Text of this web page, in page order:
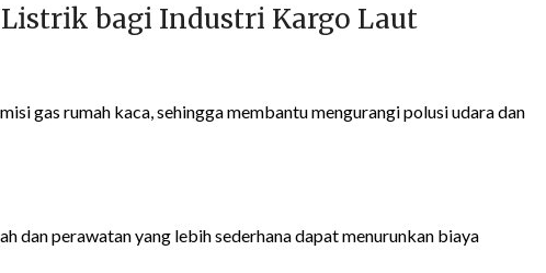
bagi Industri Kargo Laut
gas rumah kaca, sehingga membantu mengurangi polusi udara dan
dan perawatan yang lebih sederhana dapat menurunkan biaya